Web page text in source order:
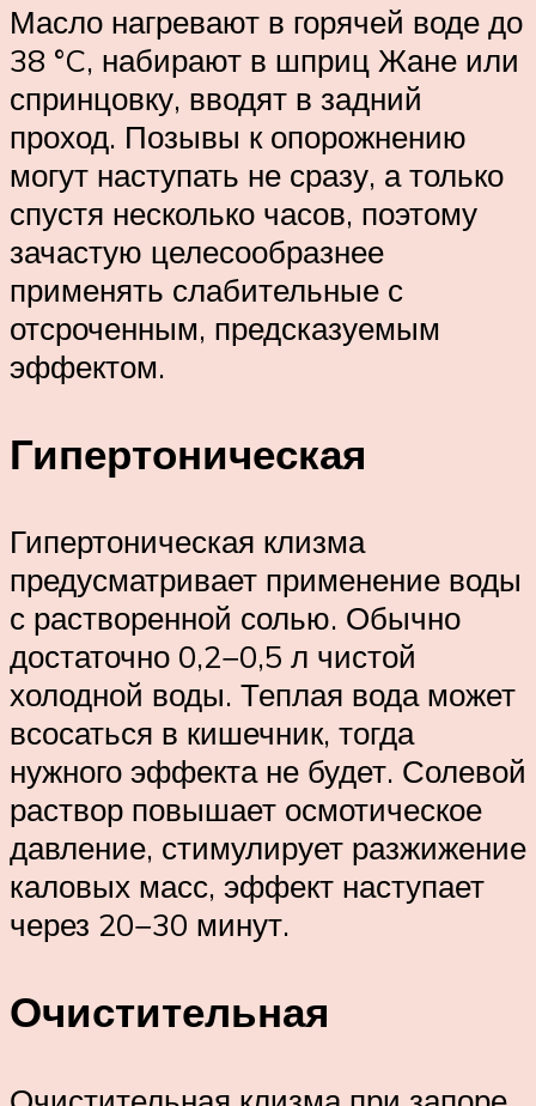
Масло нагревают в горячей воде до
38 °C, набирают в шприц Жане или
спринцовку, вводят в задний
проход. Позывы к опорожнению
могут наступать не сразу, а только
спустя несколько часов, поэтому
зачастую целесообразнее
применять слабительные с
отсроченным, предсказуемым
эффектом.
Гипертоническая
Гипертоническая клизма
предусматривает применение воды
с растворенной солью. Обычно
достаточно 0,2−0,5 л чистой
холодной воды. Теплая вода может
всосаться в кишечник, тогда
нужного эффекта не будет. Солевой
раствор повышает осмотическое
давление, стимулирует разжижение
каловых масс, эффект наступает
через 20−30 минут.
Очистительная